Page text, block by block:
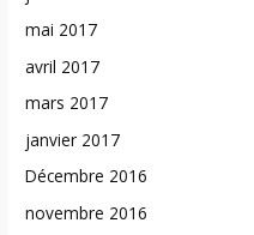
mai 2017
avril 2017
mars 2017
janvier 2017
Décembre 2016
novembre 2016